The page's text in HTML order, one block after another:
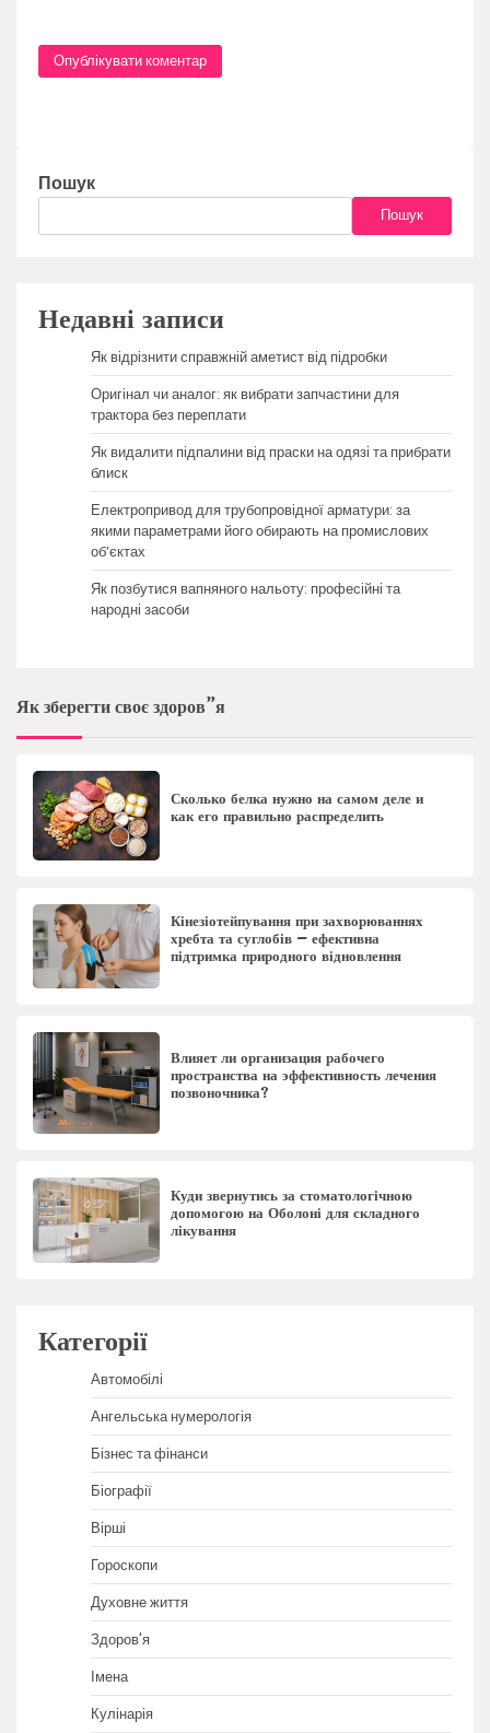
Пошук
Пошук
Недавні записи
Як відрізнити справжній аметист від підробки
Оригінал чи аналог: як вибрати запчастини для
трактора без переплати
Як видалити підпалини від праски на одязі та прибрати
блиск
Електропривод для трубопровідної арматури: за
якими параметрами його обирають на промислових
об’єктах
Як позбутися вапняного нальоту: професійні та
народні засоби
Як зберегти своє здоров”я
Сколько белка нужно на самом деле и
как его правильно распределить
Кінезіотейпування при захворюваннях
хребта та суглобів – ефективна
підтримка природного відновлення
Влияет ли организация рабочего
пространства на эффективность лечения
позвоночника?
Куди звернутись за стоматологічною
допомогою на Оболоні для складного
лікування
Категорії
Автомобілі
Ангельська нумерологія
Бізнес та фінанси
Біографії
Вірші
Гороскопи
Духовне життя
Здоров'я
Імена
Кулінарія